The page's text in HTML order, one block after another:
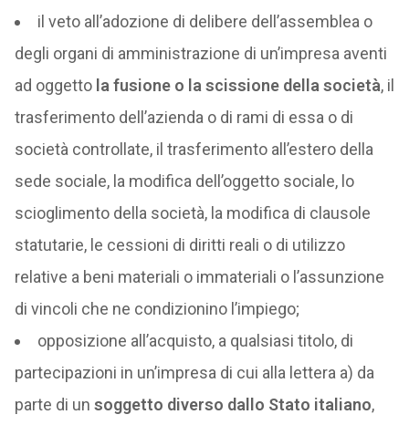
il veto all’adozione di delibere dell’assemblea o
degli organi di amministrazione di un’impresa aventi
ad oggetto la fusione o la scissione della società, il
trasferimento dell’azienda o di rami di essa o di
società controllate, il trasferimento all’estero della
sede sociale, la modifica dell’oggetto sociale, lo
scioglimento della società, la modifica di clausole
statutarie, le cessioni di diritti reali o di utilizzo
relative a beni materiali o immateriali o l’assunzione
di vincoli che ne condizionino l’impiego;
opposizione all’acquisto, a qualsiasi titolo, di
partecipazioni in un’impresa di cui alla lettera a) da
parte di un soggetto diverso dallo Stato italiano,